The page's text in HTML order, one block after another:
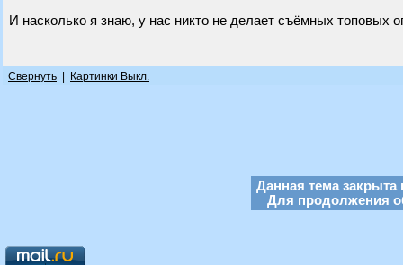
И насколько я знаю, у нас никто не делает съёмных топовых
Свернуть Картинки Выкл.
Данная тема закрыта
Для продолжения